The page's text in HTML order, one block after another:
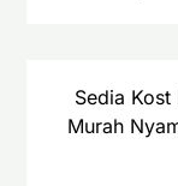
Sedia
Murah